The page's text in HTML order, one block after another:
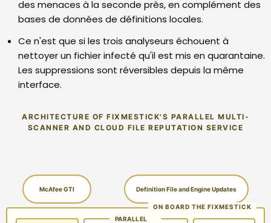
des menaces à la seconde près, en complément des
bases de données de définitions locales.
Ce n'est que si les trois analyseurs échouent à
nettoyer un fichier infecté qu'il est mis en quarantaine.
Les suppressions sont réversibles depuis la même
interface.
ARCHITECTURE OF FIXMESTICK'S PARALLEL MULTI-
SCANNER AND CLOUD FILE REPUTATION SERVICE
McAfee GTI Definition File and Engine Updates
ON BOARD THE FIXMESTICK
PARALLEL